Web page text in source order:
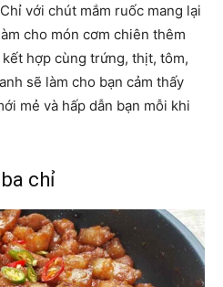
với chút mắm ruốc mang lại
cho món cơm chiên thêm
hợp cùng trứng, thịt, tôm,
sẽ làm cho bạn cảm thấy
mẻ và hấp dẫn bạn mỗi khi
chỉ